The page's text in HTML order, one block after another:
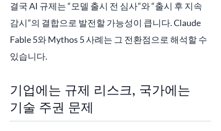
결국 AI 규제는 “모델 출시 전 심사”와 “출시 후 지속
감시”의 결합으로 발전할 가능성이 큽니다. Claude
Fable 5와 Mythos 5 사례는 그 전환점으로 해석할 수
있습니다.
기업에는 규제 리스크, 국가에는
기술 주권 문제